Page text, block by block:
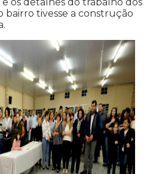
bairro tivesse a construção